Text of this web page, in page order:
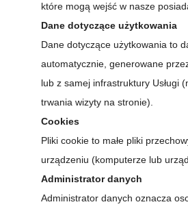
które mogą wejść w nasze
Dane dotyczące użytkowania
Dane dotyczące użytkowania to
automatycznie, generowane
lub z samej infrastruktury Usługi
trwania wizyty na stronie).
Cookies
Pliki cookie to małe pliki
urządzeniu (komputerze lub
Administrator danych
Administrator danych oznacza